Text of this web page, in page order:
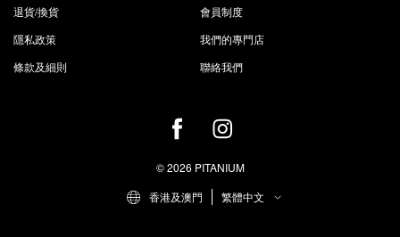
退貨/換貨
隱私政策
條款及細則
會員制度
我們的專門店
聯絡我們
© 2026 PITANIUM
香港及澳門
繁體中文